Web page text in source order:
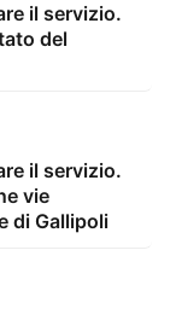
il servizio.
del
il servizio.
vie
di Gallipoli